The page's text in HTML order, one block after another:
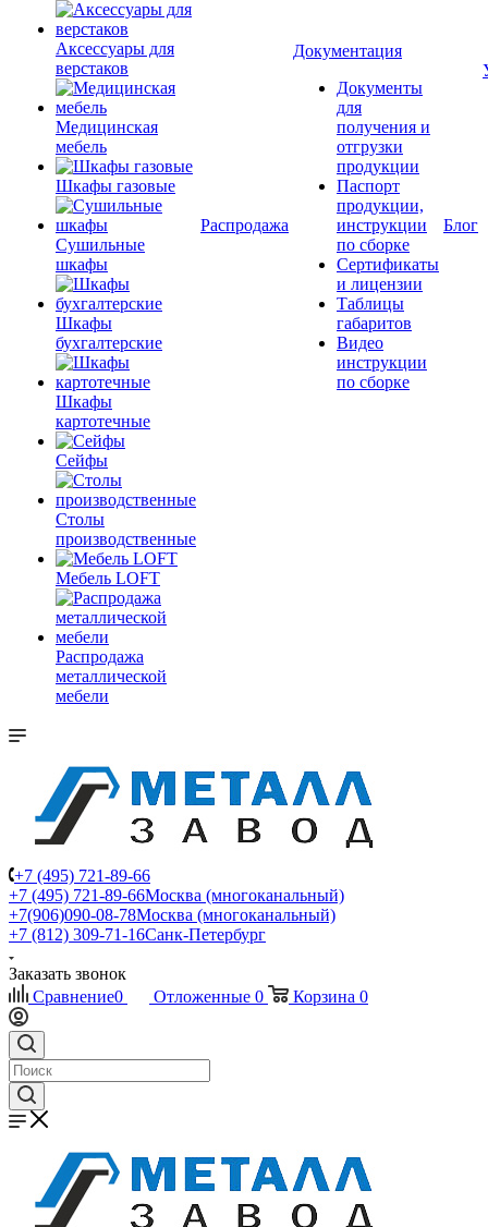
Аксессуары для
верстаков
Медицинская
мебель
Шкафы газовые
Сушильные
шкафы
Шкафы
бухгалтерские
Шкафы
картотечные
Сейфы
Столы
производственные
Мебель LOFT
Распродажа
металлической
мебели
Распродажа
Документация
Документы
для
получения и
отгрузки
продукции
Паспорт
продукции,
инструкции
по сборке
Сертификаты
и лицензии
Таблицы
габаритов
Видео
инструкции
по сборке
Блог
+7 (495) 721-89-66
+7 (495) 721-89-66Москва (многоканальный)
+7(906)090-08-78Москва (многоканальный)
+7 (812) 309-71-16Санк-Петербург
Заказать звонок
Сравнение0 Отложенные 0 Корзина 0